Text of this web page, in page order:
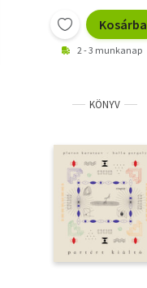
Kosárba
2 - 3 munkanap
KÖNYV